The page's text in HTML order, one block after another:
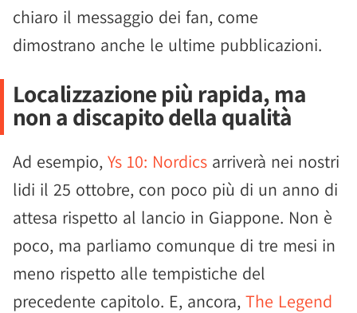
chiaro il messaggio dei fan, come
dimostrano anche le ultime pubblicazioni.
Localizzazione più rapida, ma
non a discapito della qualità
Ad esempio, Ys 10: Nordics arriverà nei nostri
lidi il 25 ottobre, con poco più di un anno di
attesa rispetto al lancio in Giappone. Non è
poco, ma parliamo comunque di tre mesi in
meno rispetto alle tempistiche del
precedente capitolo. E, ancora, The Legend